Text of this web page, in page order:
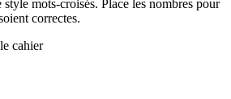
mots-croisés. Place les nombres pour
correctes.
cahier